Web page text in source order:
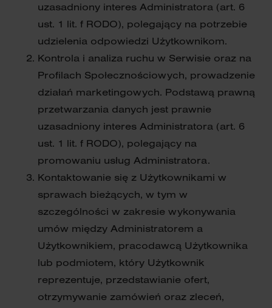
uzasadniony interes Administratora (art. 6
ust. 1 lit. f RODO), polegający na potrzebie
udzielenia odpowiedzi Użytkownikom.
Kontrola i analiza ruchu w Serwisie oraz na
Profilach Społecznościowych, prowadzenie
działań marketingowych. Podstawą prawną
przetwarzania danych jest prawnie
uzasadniony interes Administratora (art. 6
ust. 1 lit. f RODO), polegający na
promowaniu usług Administratora.
Kontaktowanie się z Użytkownikami w
sprawach bieżących, w tym w
szczególności w zakresie wykonywania
umów między Administratorem a
Użytkownikiem, pracodawcą Użytkownika
lub podmiotem, który Użytkownik
reprezentuje, przedstawianie ofert,
otrzymywanie zamówień oraz zleceń,